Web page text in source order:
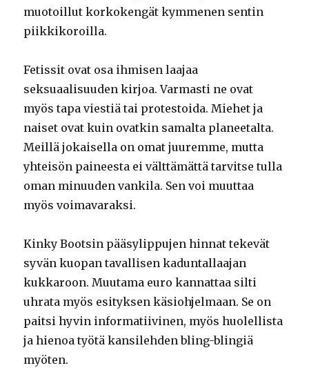
muotoillut korkokengät kymmenen sentin
piikkikoroilla.
Fetissit ovat osa ihmisen laajaa
seksuaalisuuden kirjoa. Varmasti ne ovat
myös tapa viestiä tai protestoida. Miehet ja
naiset ovat kuin ovatkin samalta planeetalta.
Meillä jokaisella on omat juuremme, mutta
yhteisön paineesta ei välttämättä tarvitse tulla
oman minuuden vankila. Sen voi muuttaa
myös voimavaraksi.
Kinky Bootsin pääsylippujen hinnat tekevät
syvän kuopan tavallisen kaduntallaajan
kukkaroon. Muutama euro kannattaa silti
uhrata myös esityksen käsiohjelmaan. Se on
paitsi hyvin informatiivinen, myös huolellista
ja hienoa työtä kansilehden bling-blingiä
myöten.